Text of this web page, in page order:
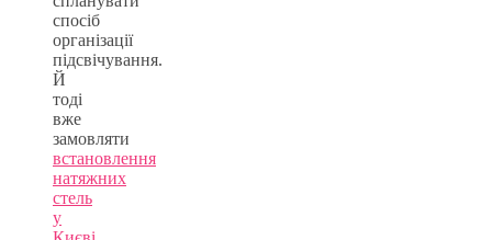
спосіб
організації
підсвічування.
Й
тоді
вже
замовляти
встановлення
натяжних
стель
у